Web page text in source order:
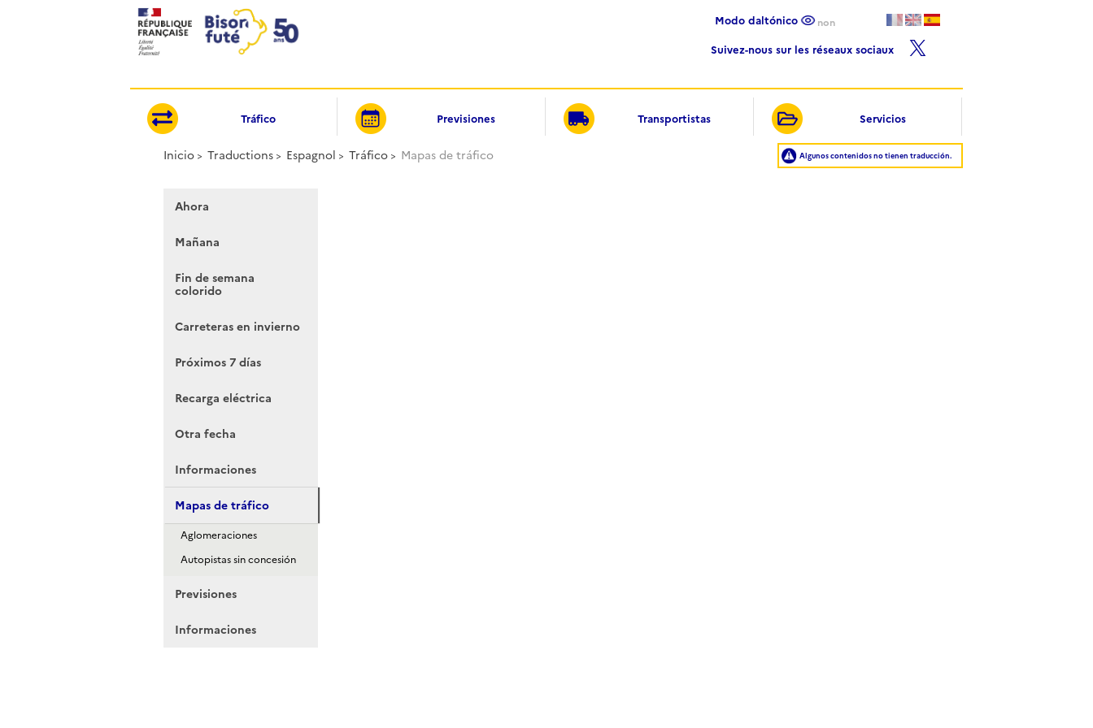
Modo daltónico non
Suivez-nous sur les réseaux sociaux
Tráfico Previsiones Transportistas Servicios
Algunos contenidos no tienen traducción.
Inicio Traductions Espagnol Tráfico Mapas de tráfico
Ahora
Mañana
Fin de semana
colorido
Carreteras en invierno
Próximos 7 días
Recarga eléctrica
Otra fecha
Informaciones
Mapas de tráfico
Aglomeraciones
Autopistas sin concesión
Previsiones
Informaciones